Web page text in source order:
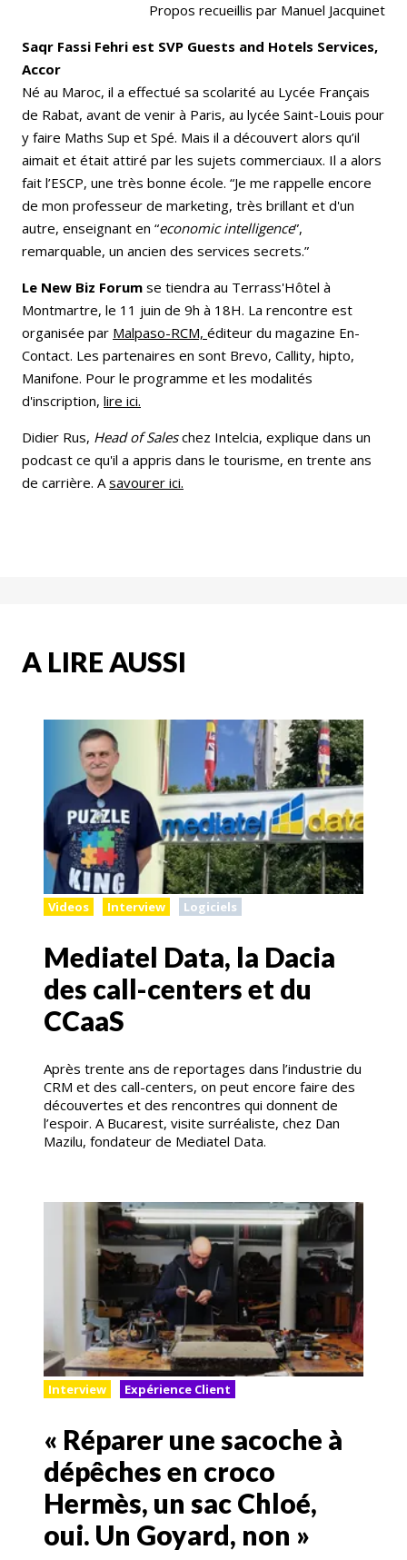
Propos recueillis par Manuel Jacquinet
Saqr Fassi Fehri est SVP Guests and Hotels Services,
Accor
Né au Maroc, il a effectué sa scolarité au Lycée Français
de Rabat, avant de venir à Paris, au lycée Saint-Louis pour
y faire Maths Sup et Spé. Mais il a découvert alors qu’il
aimait et était attiré par les sujets commerciaux. Il a alors
fait l’ESCP, une très bonne école. “Je me rappelle encore
de mon professeur de marketing, très brillant et d'un
autre, enseignant en “economic intelligence”,
remarquable, un ancien des services secrets.”
Le New Biz Forum se tiendra au Terrass'Hôtel à
Montmartre, le 11 juin de 9h à 18H. La rencontre est
organisée par Malpaso-RCM, éditeur du magazine En-
Contact. Les partenaires en sont Brevo, Callity, hipto,
Manifone. Pour le programme et les modalités
d'inscription, lire ici.
Didier Rus, Head of Saleschez Intelcia, explique dans un
podcast ce qu'il a appris dans le tourisme, en trente ans
de carrière. Asavourer ici.
A LIRE AUSSI
Videos Interview Logiciels
Mediatel Data, la Dacia
des call-centers et du
CCaaS
Après trente ans de reportages dans l’industrie du
CRM et des call-centers, on peut encore faire des
découvertes et des rencontres qui donnent de
l’espoir. A Bucarest, visite surréaliste, chez Dan
Mazilu, fondateur de Mediatel Data.
Interview Expérience Client
« Réparer une sacoche à
dépêches en croco
Hermès, un sac Chloé,
oui. Un Goyard, non »